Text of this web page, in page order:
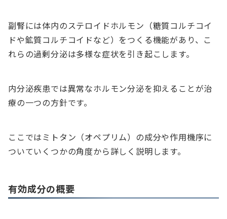
副腎には体内のステロイドホルモン（糖質コルチコイ
ドや鉱質コルチコイドなど）をつくる機能があり、こ
れらの過剰分泌は多様な症状を引き起こします。
内分泌疾患では異常なホルモン分泌を抑えることが治
療の一つの方針です。
ここではミトタン（オペプリム）の成分や作用機序に
ついていくつかの角度から詳しく説明します。
有効成分の概要